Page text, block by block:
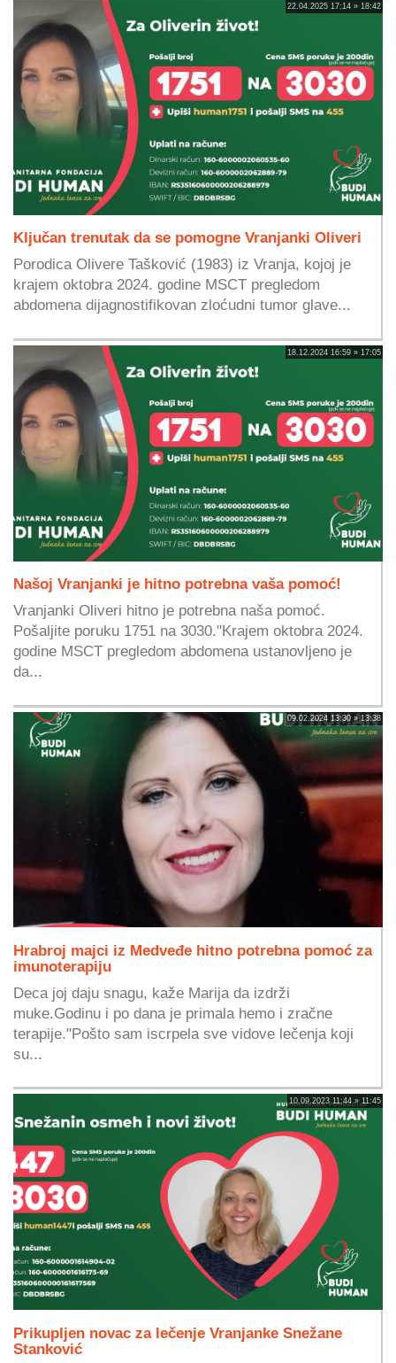
22.04.2025 17:14 » 18:42
Ključan trenutak da se pomogne Vranjanki Oliveri
Porodica Olivere Tašković (1983) iz Vranja, kojoj je
krajem oktobra 2024. godine MSCT pregledom
abdomena dijagnostifikovan zloćudni tumor glave...
18.12.2024 16:59 » 17:05
Našoj Vranjanki je hitno potrebna vaša pomoć!
Vranjanki Oliveri hitno je potrebna naša pomoć.
Pošaljite poruku 1751 na 3030."Krajem oktobra 2024.
godine MSCT pregledom abdomena ustanovljeno je
da...
09.02.2024 13:30 » 13:38
Hrabroj majci iz Medveđe hitno potrebna pomoć za
imunoterapiju
Deca joj daju snagu, kaže Marija da izdrži
muke.Godinu i po dana je primala hemo i zračne
terapije."Pošto sam iscrpela sve vidove lečenja koji
su...
10.09.2023 11:44 » 11:45
Prikupljen novac za lečenje Vranjanke Snežane
Stanković